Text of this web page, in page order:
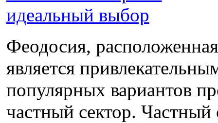
Феодосия,
является
популярных вариантов
частный сектор. Частный